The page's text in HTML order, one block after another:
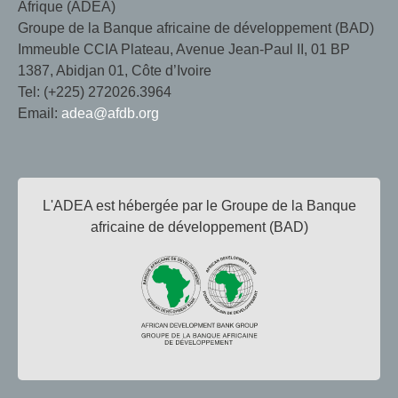
Afrique (ADEA)
Groupe de la Banque africaine de développement (BAD)
Immeuble CCIA Plateau, Avenue Jean-Paul II, 01 BP
1387, Abidjan 01, Côte d’Ivoire
Tel: (+225) 272026.3964
Email: adea@afdb.org
L'ADEA est hébergée par le Groupe de la Banque
africaine de développement (BAD)